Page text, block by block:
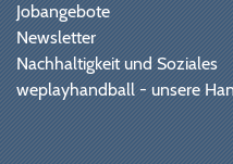
Jobangebote
Newsletter
Nachhaltigkeit und Soziales
weplayhandball - unsere